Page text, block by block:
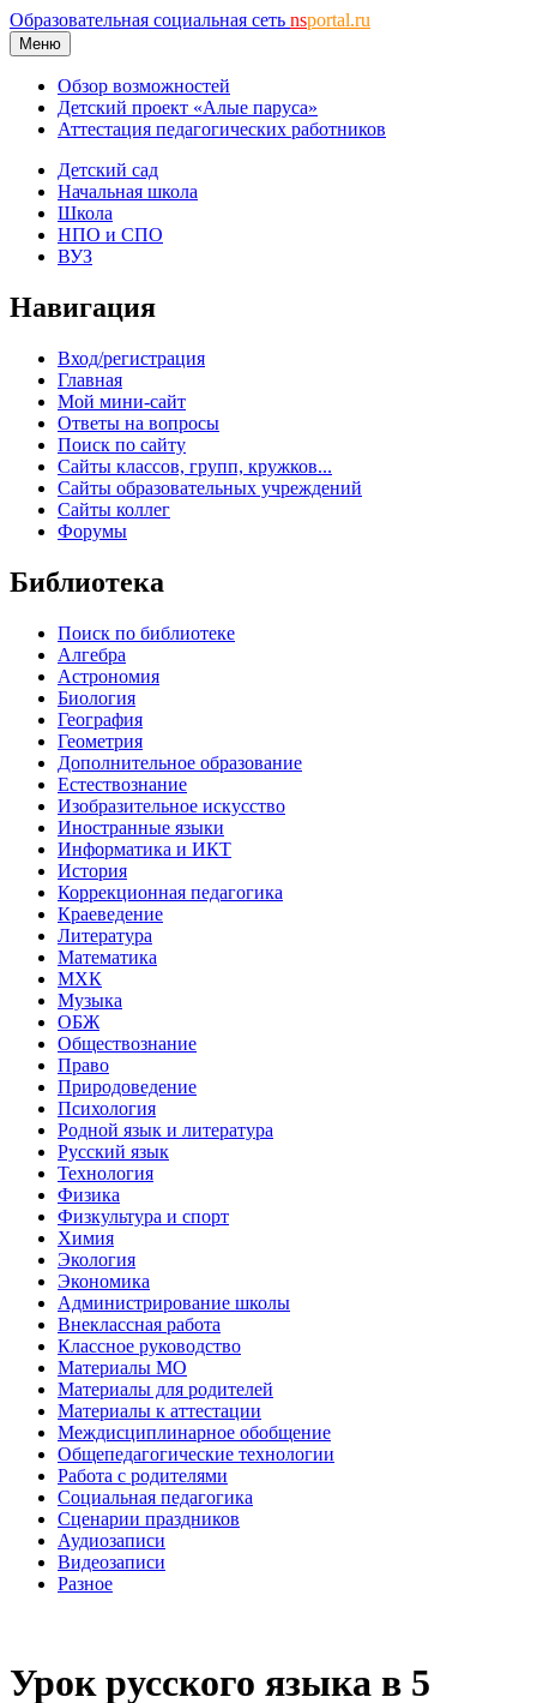
Образовательная социальная сеть nsportal.ru
Меню
Обзор возможностей
Детский проект «Алые паруса»
Аттестация педагогических работников
Детский сад
Начальная школа
Школа
НПО и СПО
ВУЗ
Навигация
Вход/регистрация
Главная
Мой мини-сайт
Ответы на вопросы
Поиск по сайту
Сайты классов, групп, кружков...
Сайты образовательных учреждений
Сайты коллег
Форумы
Библиотека
Поиск по библиотеке
Алгебра
Астрономия
Биология
География
Геометрия
Дополнительное образование
Естествознание
Изобразительное искусство
Иностранные языки
Информатика и ИКТ
История
Коррекционная педагогика
Краеведение
Литература
Математика
МХК
Музыка
ОБЖ
Обществознание
Право
Природоведение
Психология
Родной язык и литература
Русский язык
Технология
Физика
Физкультура и спорт
Химия
Экология
Экономика
Администрирование школы
Внеклассная работа
Классное руководство
Материалы МО
Материалы для родителей
Материалы к аттестации
Междисциплинарное обобщение
Общепедагогические технологии
Работа с родителями
Социальная педагогика
Сценарии праздников
Аудиозаписи
Видеозаписи
Разное
Урок русского языка в 5